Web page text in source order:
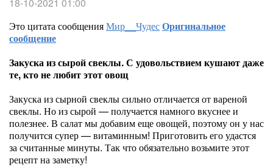
Это цитата сообщенияМир__ЧудесОригинальное
сообщение
Закуска из сырой свеклы. С удовольствием кушают даже
те, кто не любит этот овощ
Закуска из сырной свеклы сильно отличается от вареной
свеклы. Но из сырой — получается намного вкуснее и
полезнее. В салат мы добавим еще овощей, поэтому он у нас
получится супер — витаминным! Приготовить его удастся
за считанные минуты. Так что обязательно возьмите этот
рецепт на заметку!